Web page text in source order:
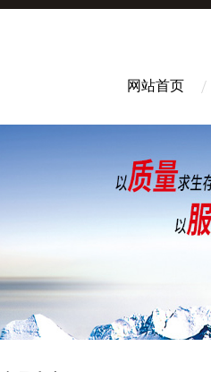
网站首页